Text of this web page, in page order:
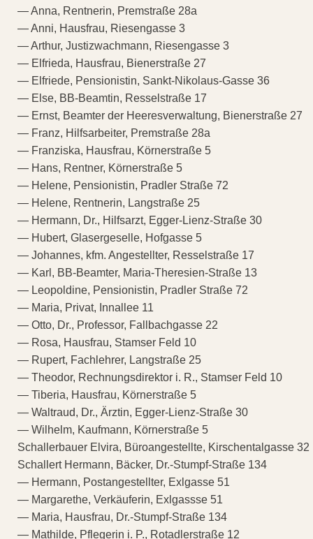
— Anna, Rentnerin, Premstraße 28a
— Anni, Hausfrau, Riesengasse 3
— Arthur, Justizwachmann, Riesengasse 3
— Elfrieda, Hausfrau, Bienerstraße 27
— Elfriede, Pensionistin, Sankt-Nikolaus-Gasse 36
— Else, BB-Beamtin, Resselstraße 17
— Ernst, Beamter der Heeresverwaltung, Bienerstraße 27
— Franz, Hilfsarbeiter, Premstraße 28a
— Franziska, Hausfrau, Körnerstraße 5
— Hans, Rentner, Körnerstraße 5
— Helene, Pensionistin, Pradler Straße 72
— Helene, Rentnerin, Langstraße 25
— Hermann, Dr., Hilfsarzt, Egger-Lienz-Straße 30
— Hubert, Glasergeselle, Hofgasse 5
— Johannes, kfm. Angestellter, Resselstraße 17
— Karl, BB-Beamter, Maria-Theresien-Straße 13
— Leopoldine, Pensionistin, Pradler Straße 72
— Maria, Privat, Innallee 11
— Otto, Dr., Professor, Fallbachgasse 22
— Rosa, Hausfrau, Stamser Feld 10
— Rupert, Fachlehrer, Langstraße 25
— Theodor, Rechnungsdirektor i. R., Stamser Feld 10
— Tiberia, Hausfrau, Körnerstraße 5
— Waltraud, Dr., Ärztin, Egger-Lienz-Straße 30
— Wilhelm, Kaufmann, Körnerstraße 5
Schallerbauer Elvira, Büroangestellte, Kirschentalgasse 32
Schallert Hermann, Bäcker, Dr.-Stumpf-Straße 134
— Hermann, Postangestellter, Exlgasse 51
— Margarethe, Verkäuferin, Exlgassse 51
— Maria, Hausfrau, Dr.-Stumpf-Straße 134
— Mathilde, Pflegerin i. P., Rotadlerstraße 12